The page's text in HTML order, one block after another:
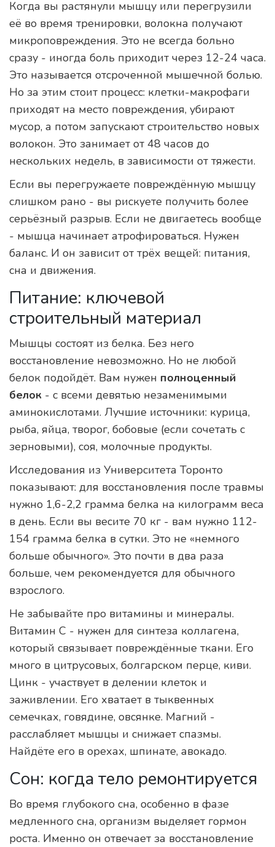
Когда вы растянули мышцу или перегрузили
её во время тренировки, волокна получают
микроповреждения. Это не всегда больно
сразу - иногда боль приходит через 12-24 часа.
Это называется отсроченной мышечной болью.
Но за этим стоит процесс: клетки-макрофаги
приходят на место повреждения, убирают
мусор, а потом запускают строительство новых
волокон. Это занимает от 48 часов до
нескольких недель, в зависимости от тяжести.
Если вы перегружаете повреждённую мышцу
слишком рано - вы рискуете получить более
серьёзный разрыв. Если не двигаетесь вообще
- мышца начинает атрофироваться. Нужен
баланс. И он зависит от трёх вещей: питания,
сна и движения.
Питание: ключевой
строительный материал
Мышцы состоят из белка. Без него
восстановление невозможно. Но не любой
белок подойдёт. Вам нужен полноценный
белок - с всеми девятью незаменимыми
аминокислотами. Лучшие источники: курица,
рыба, яйца, творог, бобовые (если сочетать с
зерновыми), соя, молочные продукты.
Исследования из Университета Торонто
показывают: для восстановления после травмы
нужно 1,6-2,2 грамма белка на килограмм веса
в день. Если вы весите 70 кг - вам нужно 112-
154 грамма белка в сутки. Это не «немного
больше обычного». Это почти в два раза
больше, чем рекомендуется для обычного
взрослого.
Не забывайте про витамины и минералы.
Витамин С - нужен для синтеза коллагена,
который связывает повреждённые ткани. Его
много в цитрусовых, болгарском перце, киви.
Цинк - участвует в делении клеток и
заживлении. Его хватает в тыквенных
семечках, говядине, овсянке. Магний -
расслабляет мышцы и снижает спазмы.
Найдёте его в орехах, шпинате, авокадо.
Сон: когда тело ремонтируется
Во время глубокого сна, особенно в фазе
медленного сна, организм выделяет гормон
роста. Именно он отвечает за восстановление